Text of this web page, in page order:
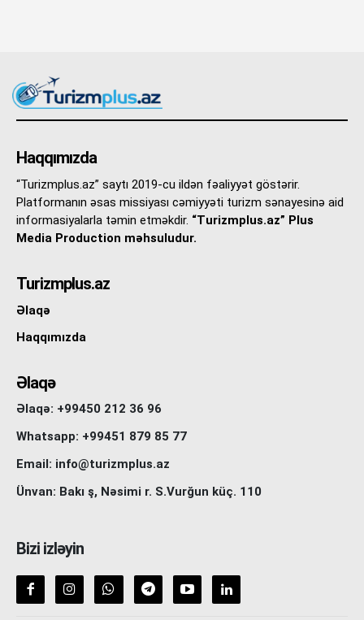
Haqqımızda
“Turizmplus.az” saytı 2019-cu ildən fəaliyyət göstərir.
Platformanın əsas missiyası cəmiyyəti turizm sənayesinə aid
informasiyalarla təmin etməkdir. “Turizmplus.az” Plus
Media Production məhsuludur.
Turizmplus.az
Əlaqə
Haqqımızda
Əlaqə
Əlaqə: +99450 212 36 96
Whatsapp: +99451 879 85 77
Email: info@turizmplus.az
Ünvan: Bakı ş, Nəsimi r. S.Vurğun küç. 110
Bizi izləyin